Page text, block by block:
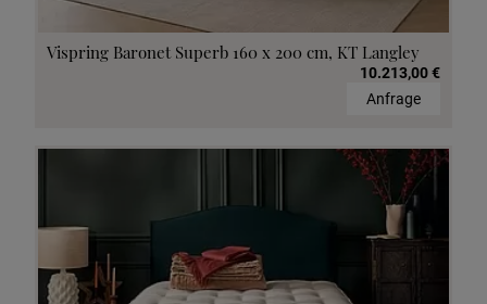
Vispring Baronet Superb 160 x 200 cm, KT Langley
10.213,00 €
Anfrage